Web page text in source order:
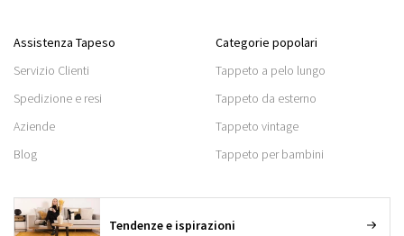
Assistenza Tapeso
Servizio Clienti
Spedizione e resi
Aziende
Blog
Categorie popolari
Tappeto a pelo lungo
Tappeto da esterno
Tappeto vintage
Tappeto per bambini
Tendenze e ispirazioni